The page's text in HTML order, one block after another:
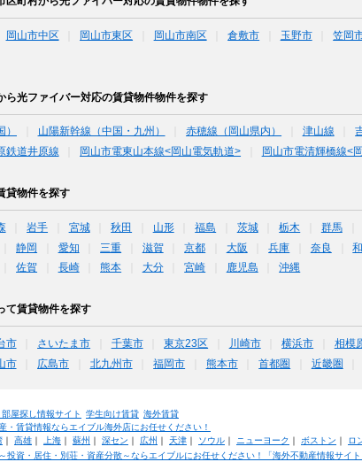
岡山市中区 岡山市東区 岡山市南区 倉敷市 玉野市 笠岡
ら光ファイバー対応の賃貸物件物件を探す
） 山陽新幹線（中国・九州） 赤穂線（岡山県内） 津山線
鉄道井原線 岡山市電東山本線<岡山電気軌道> 岡山市電清輝橋線<
貸物件を探す
岩手 宮城 秋田 山形 福島 茨城 栃木 群馬
静岡 愛知 三重 滋賀 京都 大阪 兵庫 奈良
佐賀 長崎 熊本 大分 宮崎 鹿児島 沖縄
て賃貸物件を探す
市 さいたま市 千葉市 東京23区 川崎市 横浜市 相模
市 広島市 北九州市 福岡市 熊本市 首都圏 近畿圏
屋探し情報サイト 学生向け賃貸 海外賃貸
・賃貸情報ならエイブル海外店にお任せください！
｜ 高雄｜ 上海｜ 蘇州 ｜ 深セン ｜ 広州 ｜ 天津｜ ソウル｜ ニューヨーク ｜ ボストン ｜ ロ
投資・居住・別荘・資産分散～ならエイブルにお任せください！「海外不動産情報サイト